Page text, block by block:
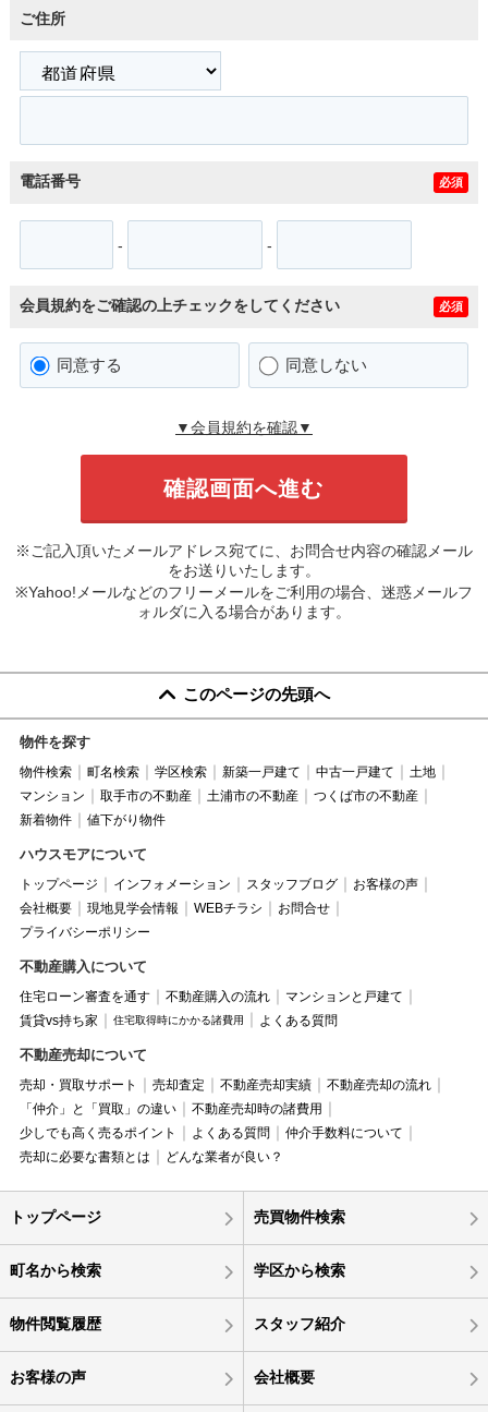
ご住所
電話番号 必須
- -
会員規約をご確認の上チェックをしてください 必須
同意する 同意しない
▼会員規約を確認▼
※ご記入頂いたメールアドレス宛てに、お問合せ内容の確認メール
をお送りいたします。
※Yahoo!メールなどのフリーメールをご利用の場合、迷惑メールフ
ォルダに入る場合があります。
このページの先頭へ
物件を探す
物件検索 町名検索 学区検索 新築一戸建て 中古一戸建て
土地
マンション
取手市の不動産 土浦市の不動産
つくば市の不動産
新着物件
値下がり物件
ハウスモアについて
トップページ インフォメーション スタッフブログ
お客様の声
会社概要
現地見学会情報 WEBチラシ
お問合せ
プライバシーポリシー
不動産購入について
住宅ローン審査を通す 不動産購入の流れ
マンションと戸建て
賃貸vs持ち家
住宅取得時にかかる諸費用 よくある質問
不動産売却について
売却・買取サポート 売却査定 不動産売却実績
不動産売却の流れ
「仲介」と「買取」の違い
不動産売却時の諸費用
少しでも高く売るポイント
よくある質問
仲介手数料について
売却に必要な書類とは
どんな業者が良い？
トップページ 売買物件検索
町名から検索 学区から検索
物件閲覧履歴 スタッフ紹介
お客様の声 会社概要